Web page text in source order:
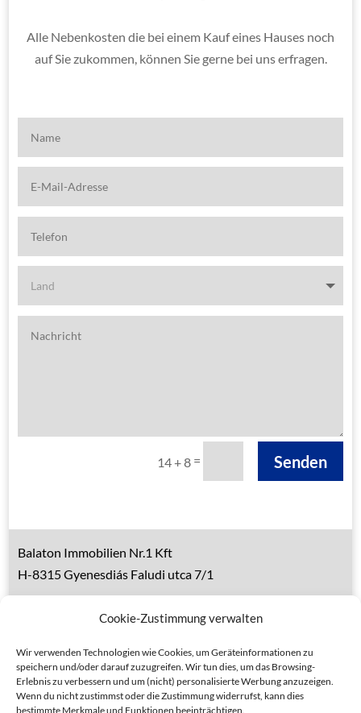
Cookie-Zustimmung verwalten
Wir verwenden Technologien wie Cookies, um Geräteinformationen zu
speichern und/oder darauf zuzugreifen. Wir tun dies, um das Browsing-
Erlebnis zu verbessern und um (nicht) personalisierte Werbung anzuzeigen.
Wenn du nicht zustimmst oder die Zustimmung widerrufst, kann dies
bestimmte Merkmale und Funktionen beeinträchtigen.
Alle Nebenkosten die bei einem Kauf eines Hauses noch
auf Sie zukommen, können Sie gerne bei uns erfragen.
14 + 8 = Senden
Balaton Immobilien Nr.1 Kft
H-8315 Gyenesdiás Faludi utca 7/1
Handy 1: 0036 30 153 7382 (deutsch)
Handy 2: 0036 20 935 6160 (ungarisch)